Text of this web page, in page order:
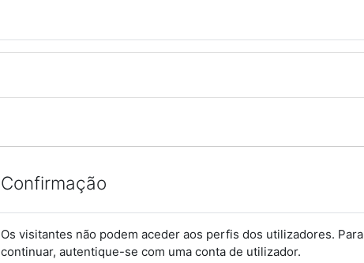
Confirmação
Os visitantes não podem aceder aos perfis dos utilizadores. Para
continuar, autentique-se com uma conta de utilizador.